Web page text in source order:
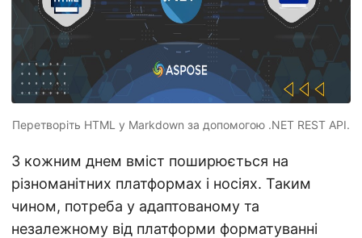
Перетворіть HTML у Markdown за допомогою .NET REST API.
З кожним днем вміст поширюється на
різноманітних платформах і носіях. Таким
чином, потреба у адаптованому та
незалежному від платформи форматуванні